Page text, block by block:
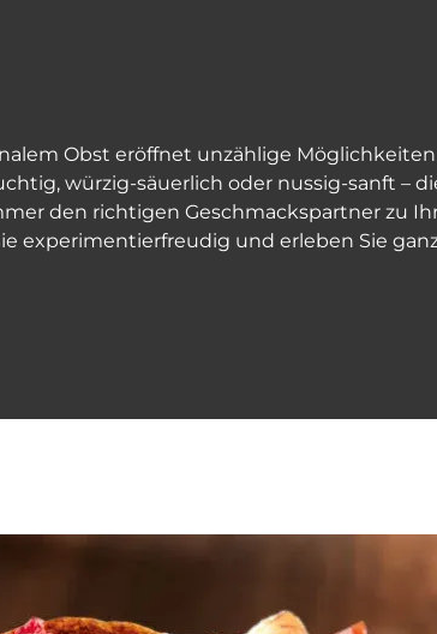
Obst eröffnet unzählige
würzig-säuerlich oder nussig-sanft –
den richtigen Geschmackspartner zu
experimentierfreudig und erleben Sie